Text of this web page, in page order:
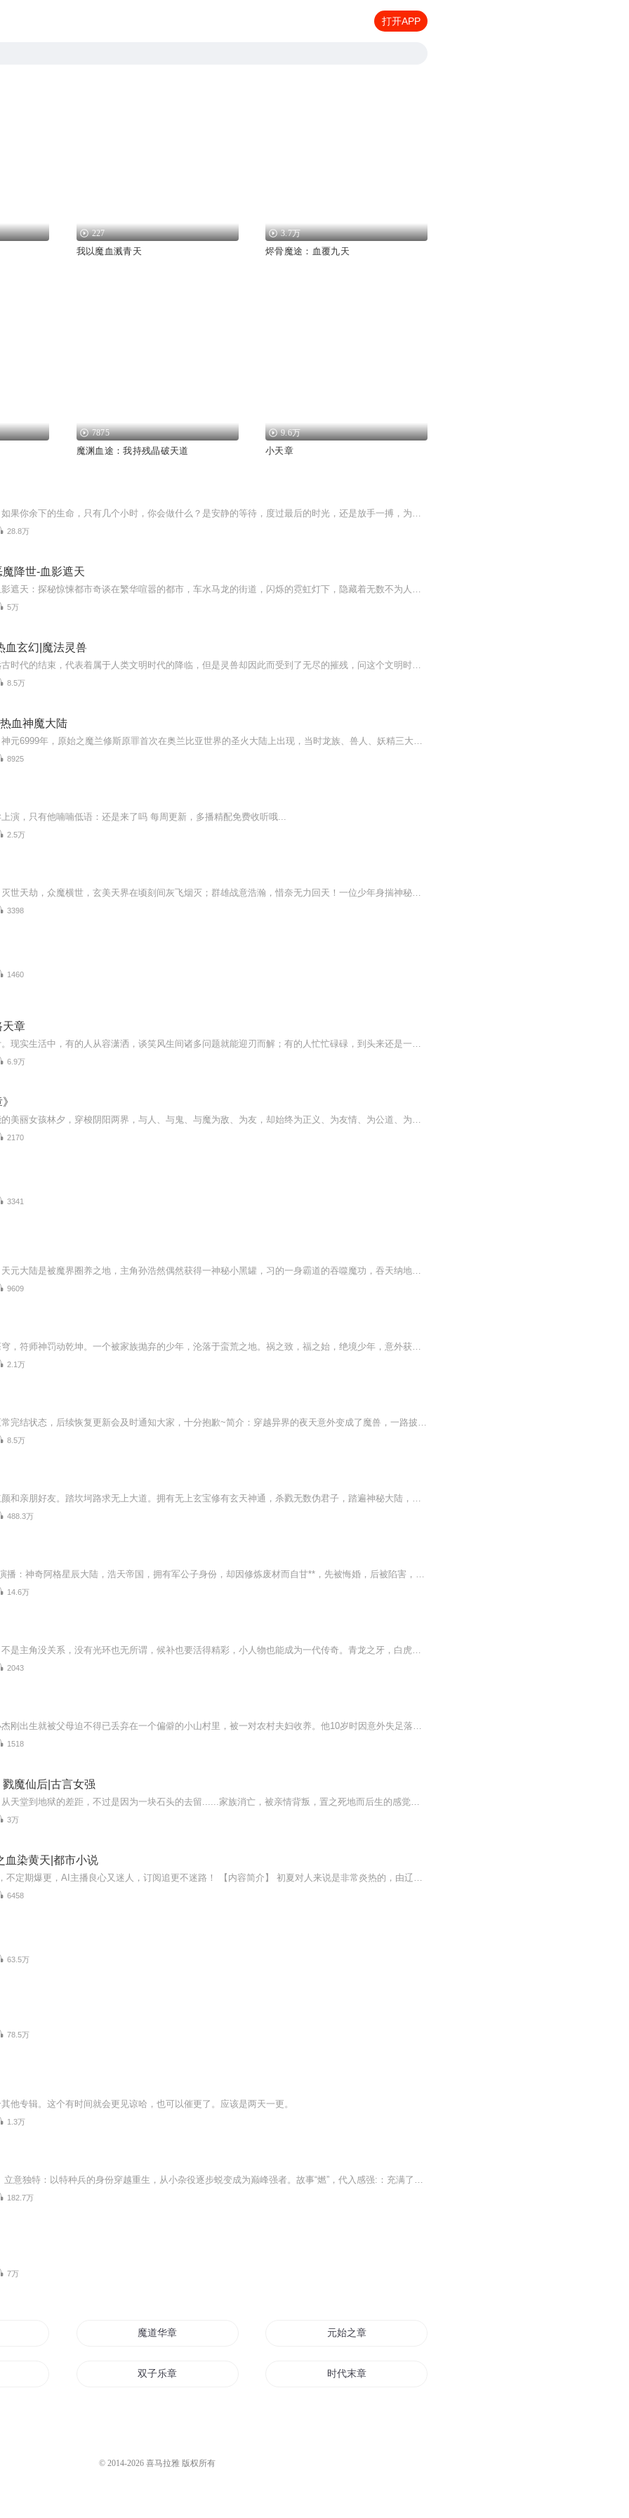
打开APP
227
我以魔血溅青天
3.7万
烬骨魔途：血覆九天
7875
魔渊血途：我持残晶破天道
9.6万
小天章
【内容简介】如果你余下的生命，只有几个小时，你会做什么？是安静的等待，度过最后的时光，还是放手一搏，为生存而耗尽最后一丝力气？行走在阴影之中，暗黑是最好的掩护，邪恶的符文印刻在眼中，用手中的匕首，刺破死亡的浓雾！文字版权方：阅文听书【作...
28.8万
降世-血影遮天
恶魔降世：血影遮天：探秘惊悚都市奇谈在繁华喧嚣的都市，车水马龙的街道，闪烁的霓虹灯下，隐藏着无数不为人知的秘密。而当古老的恶魔悄然苏醒，一场惊心动魄的恐怖风暴即将席卷而来，打破这座城市表面的平静。由魏爽精心创作的恶魔降世：血影遮天，将带...
5万
血玄幻|魔法灵兽
专辑简介：远古时代的结束，代表着属于人类文明时代的降临，但是灵兽却因此而受到了无尽的摧残，问这个文明时代是被万圣教派所带来的，灵兽毁灭则天地灭，主角无意间知道了这则寓言后，便立志维护灵兽，用新思维来尝试改变大陆格局，修炼之途，破地境天，...
8.5万
血神魔大陆
【内容简介】神元6999年，原始之魔兰修斯原罪首次在奥兰比亚世界的圣火大陆上出现，当时龙族、兽人、妖精三大种族在争夺大陆的霸权，三方面皆死伤不计其数；就在他们战的最激烈之时，原始之魔兰修斯原罪突然出现，以强大的力量在圣火大陆上展开一场无情的...
8925
演，只有他喃喃低语：还是来了吗 每周更新，多播精配免费收听哦...
2.5万
【内容简介】灭世天劫，众魔横世，玄美天界在顷刻间灰飞烟灭；群雄战意浩瀚，惜奈无力回天！一位少年身揣神秘天书，手挥熠圣飞剑在玄武大陆风云而起，代天弑魔，劲武乾坤，身渡千劫，一步步登上玄武之巅！任你魔界恶势各怀惊天魔技，我自一剑挑断，任你圣...
3398
1460
天章
心计决定生计。现实生活中，有的人从容潇洒，谈笑风生间诸多问题就能迎刃而解；有的人忙忙碌碌，到头来还是一事无成，落寞失意。
6.9万
有阴阳眼异能的美丽女孩林夕，穿梭阴阳两界，与人、与鬼、与魔为敌、为友，却始终为正义、为友情、为公道、为和平而战，让人心疼、让人尊敬、让人感激……
2170
3341
【内容简介】天元大陆是被魔界圈养之地，主角孙浩然偶然获得一神秘小黑罐，习的一身霸道的吞噬魔功，吞天纳地无物不噬，越阶挑战斩杀作乱的魔族……且看一代霸主雄起的传奇人生。【作者/主播】作者：阿良的梦，网络小说作家。主播：大壮工作室【购买须知】...
9609
天魔化神惊苍穹，符师神罚动乾坤。一个被家族抛弃的少年，沦落于蛮荒之地。祸之致，福之始，绝境少年，意外获得失传已久的符师圣典。三十年功与名，一场腥风血雨蔚然而起。九天魔地，谁主沉浮！
2.1万
该书属于未正常完结状态，后续恢复更新会及时通知大家，十分抱歉~简介：穿越异界的夜天意外变成了魔兽，一路披荆斩棘成就麒麟皇者之位，遇佛杀佛，遇魔杀魔，斩神帝，镇魔皇，征服天下各族，尽收天下美女，且看夜天如何从弱小的魔兽逆袭成就帝王之尊。【作...
8.5万
用生命守护红颜和亲朋好友。踏坎坷路求无上大道。拥有无上玄宝修有玄天神通，杀戮无数伪君子，踏遍神秘大陆，人称神魔帝。
488.3万
作者：骇龙 演播：神奇阿格星辰大陆，浩天帝国，拥有军公子身份，却因修炼废材而自甘**，先被悔婚，后被陷害，家破人亡，身受奇耻大辱下选择了跳崖自尽，不想，却因此遭遇灵蛇，从此改变了人生的轨迹。。。
14.6万
【内容简介】不是主角没关系，没有光环也无所谓，候补也要活得精彩，小人物也能成为一代传奇。青龙之牙，白虎之爪，朱雀之翼，玄武真罡。绝世神功人神所创，练错了。吞噬魔功，损人利己受人唾弃，偷偷练谁知道。魔武心诀，内功不足添水分，别拿质量说事，...
2043
内容简介：小杰刚出生就被父母迫不得已丢弃在一个偏僻的小山村里，被一对农村夫妇收养。他10岁时因意外失足落水，就在他快要溺死时，一个小天使从天而降，从河里救起了他。他们分别时，小天使告诉小杰，她叫芸儿，并把自己的小挂件送给了他。10年之后，小...
1518
魔仙后|古言女强
【强烈推荐】从天堂到地狱的差距，不过是因为一块石头的去留......家族消亡，被亲情背叛，置之死地而后生的感觉无非就是一路逆天而行！！【内容简介】八年前，天命石伴她而生，她得万千宠爱。八年后，天命石破体而出，她成亡族废物。亡族、双胞胎妹妹夺走了她的一切、丢失记忆...
3万
血染黄天|都市小说
稳定日更5集，不定期爆更，AI主播良心又迷人，订阅追更不迷路！ 【内容简介】 初夏对人来说是非常炎热的，由辽阔草原与蓝天交织成的型态正是这个国家夏克蓉娜常见景像。 辽阔的草原之中一名孩童正在放逐羊群吃草，他熟练的挥动的手中木棒让羊群集中避...
6458
63.5万
78.5万
他专辑。这个有时间就会更见谅哈，也可以催更了。应该是两天一更。
1.3万
【强烈推荐】 立意独特：以特种兵的身份穿越重生，从小杂役逐步蜕变成为巅峰强者。故事“燃”，代入感强:：充满了各种探险寻宝，升级打怪，以及快意恩仇的热血兄弟情……世界背景庞大，书中修炼资源、武学功法（暗劲、魔影、血祭）、神兵宝器等等设定全面...
182.7万
7万
魔道华章 元始之章
双子乐章 时代末章
© 2014-2026 喜马拉雅 版权所有